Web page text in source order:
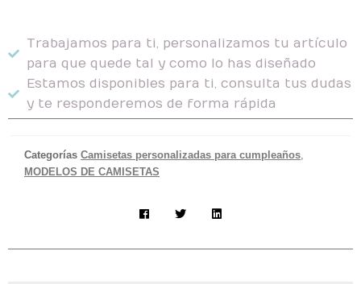
Trabajamos para ti, personalizamos tu artículo
para que quede tal y como lo has diseñado
Estamos disponibles para ti, consulta tus dudas
y te responderemos de forma rápida
Categorías Camisetas personalizadas para cumpleaños
MODELOS DE CAMISETAS